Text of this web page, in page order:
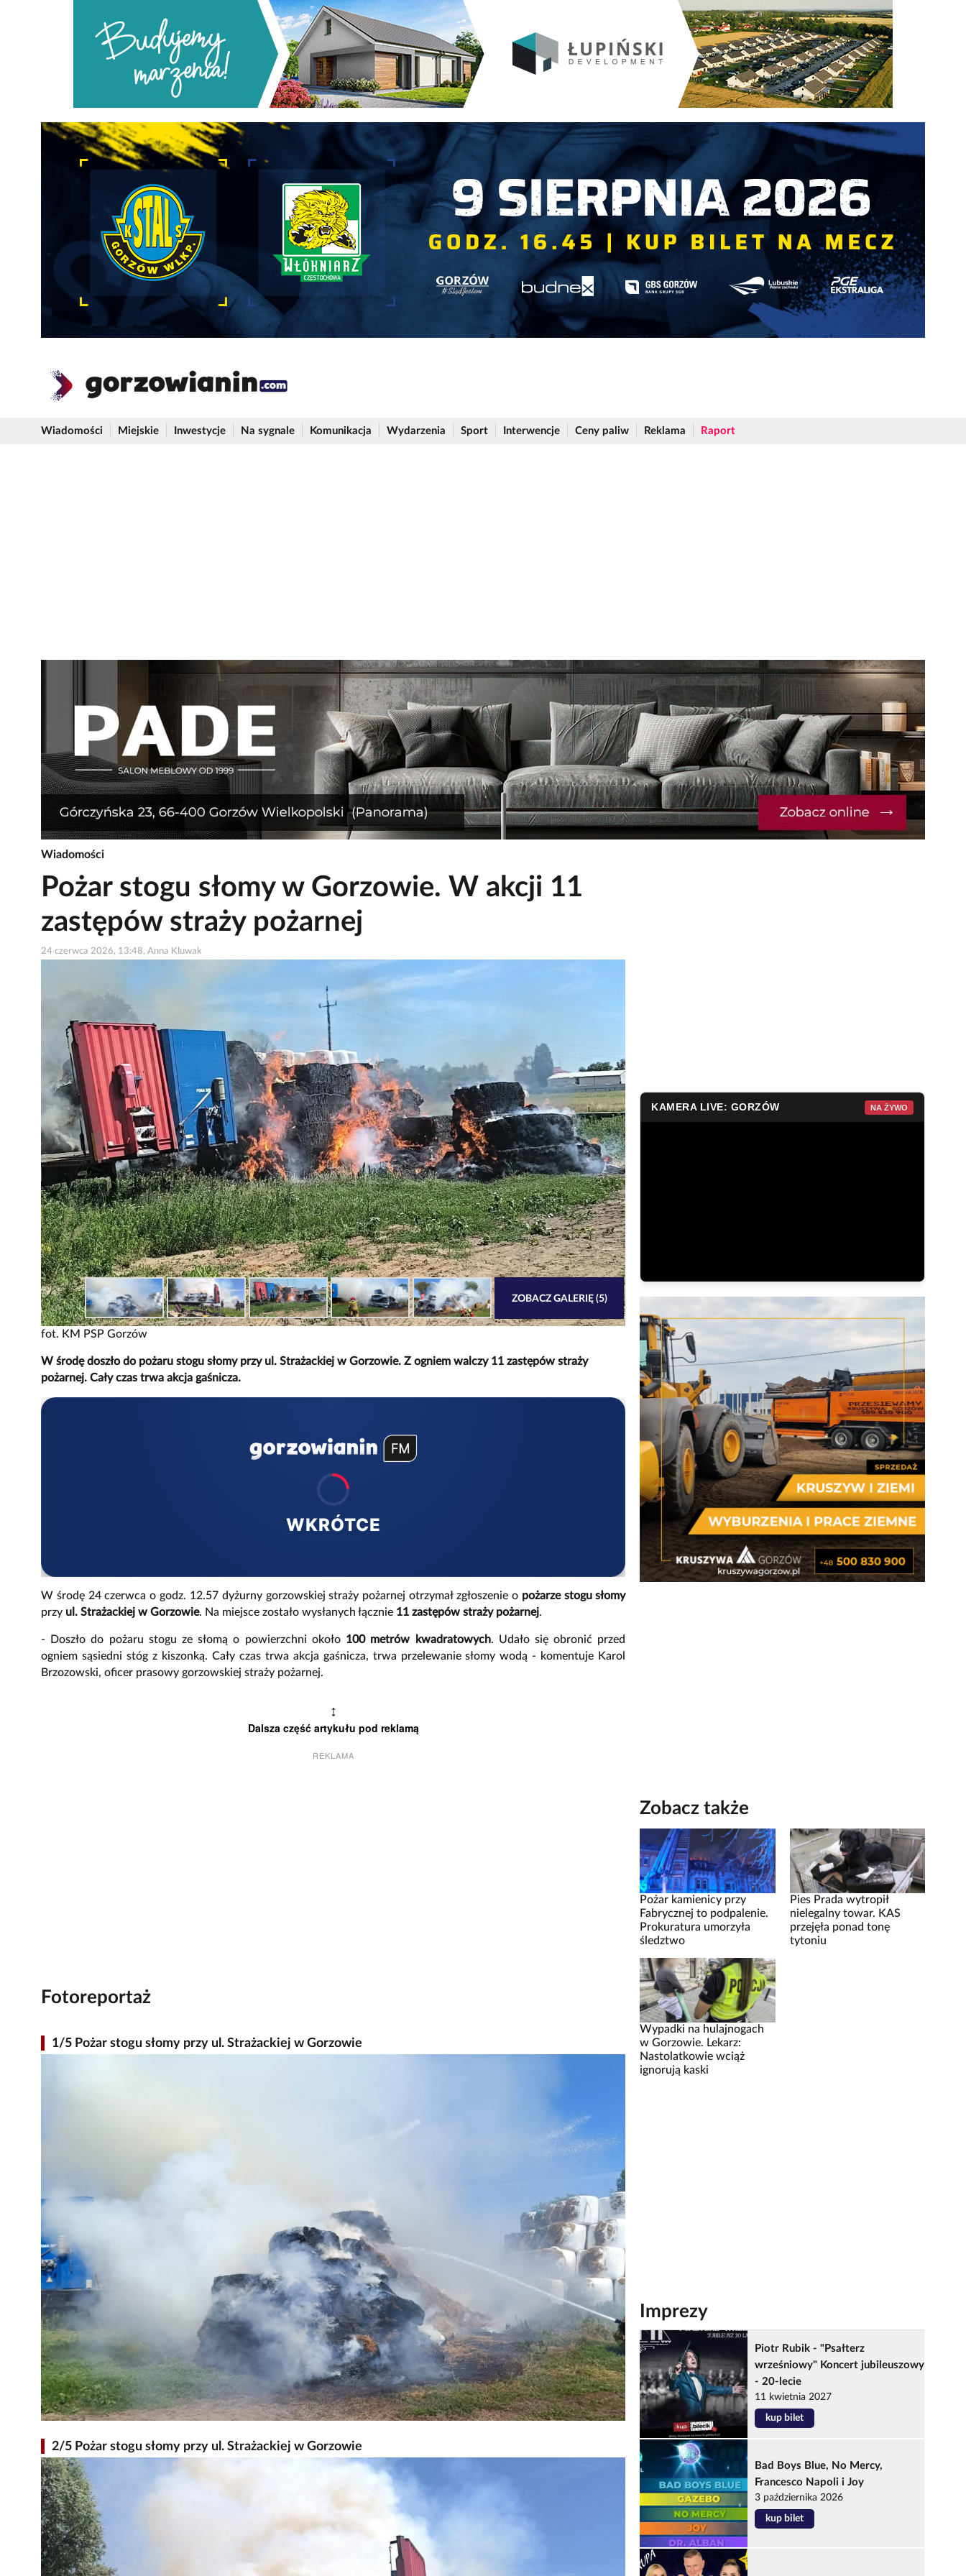
Wiadomości Miejskie Inwestycje Na sygnale Komunikacja Wydarzenia Sport Interwencje Ceny paliw Reklama Raport
Wiadomości
Pożar stogu słomy w Gorzowie. W akcji 11
zastępów straży pożarnej
24 czerwca 2026, 13:48, Anna Kluwak
fot. KM PSP Gorzów
ZOBACZ GALERIĘ (5)
W środę doszło do pożaru stogu słomy przy ul. Strażackiej w Gorzowie. Z ogniem walczy 11 zastępów straży
pożarnej. Cały czas trwa akcja gaśnicza.
WKRÓTCE
W środę 24 czerwca o godz. 12.57 dyżurny gorzowskiej straży pożarnej otrzymał zgłoszenie o pożarze stogu słomy
przy ul. Strażackiej w Gorzowie. Na miejsce zostało wysłanych łącznie 11 zastępów straży pożarnej.
- Doszło do pożaru stogu ze słomą o powierzchni około 100 metrów kwadratowych. Udało się obronić przed
ogniem sąsiedni stóg z kiszonką. Cały czas trwa akcja gaśnicza, trwa przelewanie słomy wodą - komentuje Karol
Brzozowski, oficer prasowy gorzowskiej straży pożarnej.
↕
Dalsza część artykułu pod reklamą
REKLAMA
Fotoreportaż
1/5 Pożar stogu słomy przy ul. Strażackiej w Gorzowie
2/5 Pożar stogu słomy przy ul. Strażackiej w Gorzowie
KAMERA LIVE: GORZÓW NA ŻYWO
Zobacz także
Pożar kamienicy przy
Fabrycznej to podpalenie.
Prokuratura umorzyła
śledztwo
Pies Prada wytropił
nielegalny towar. KAS
przejęła ponad tonę
tytoniu
Wypadki na hulajnogach
w Gorzowie. Lekarz:
Nastolatkowie wciąż
ignorują kaski
Imprezy
Piotr Rubik - "Psałterz
wrześniowy" Koncert jubileuszowy
- 20-lecie
11 kwietnia 2027
kup bilet
Bad Boys Blue, No Mercy,
Francesco Napoli i Joy
3 października 2026
kup bilet